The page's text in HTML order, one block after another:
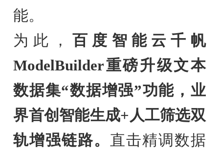
能。
为此，百度智能云千帆
ModelBuilder重磅升级文本
数据集“数据增强”功能， 业
界首创智能生成+人工筛选双
轨增强链路。 直击精调数据